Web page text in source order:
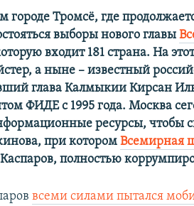
городе Тромсё, где
выборы нового главы
входит 181 страна. На
а ныне – известный
глава Калмыкии Кирсан
ФИДЕ с 1995 года. Москва
ресурсы, чтобы
при которомВсемирная
полностью
всеми силами пытался